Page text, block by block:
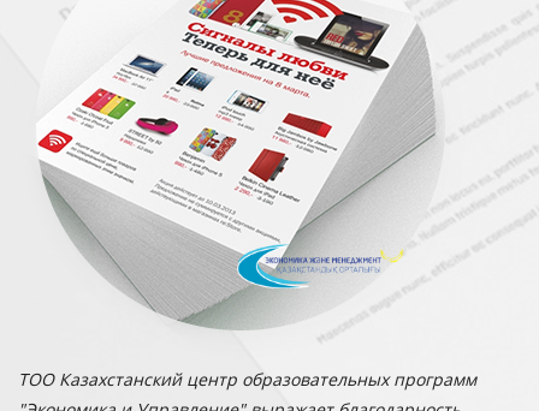
ТОО Казахстанский центр образовательных программ